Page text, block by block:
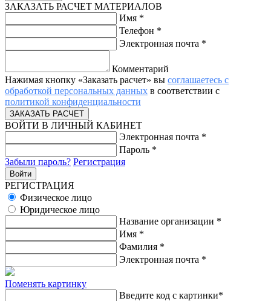
ЗАКАЗАТЬ РАСЧЕТ МАТЕРИАЛОВ
Имя *
Телефон *
Электронная почта *
Комментарий
Нажимая кнопку «Заказать расчет» вы соглашаетесь с
обработкой персональных данных в соответствии с
политикой конфиденциальности
ВОЙТИ В ЛИЧНЫЙ КАБИНЕТ
Электронная почта *
Пароль *
Забыли пароль? Регистрация
РЕГИСТРАЦИЯ
Физическое лицо
Юридическое лицо
Название организации *
Имя *
Фамилия *
Электронная почта *
Поменять картинку
Введите код с картинки*